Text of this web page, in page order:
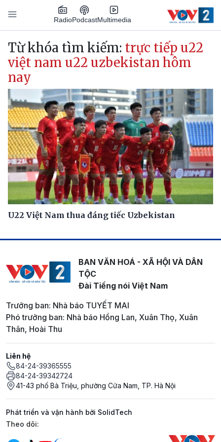
Nhảy đến nội dung
RadioPodcastMultimedia
Main navigation
Từ khóa tìm kiếm: trực tiếp u22
việt nam u22 uzbekistan hôm
nay
U22 Việt Nam thua đáng tiếc Uzbekistan
BAN VĂN HOÁ - XÃ HỘI VÀ DÂN
TỘC
Đài Tiếng nói Việt Nam
Trưởng ban: Nhà báo TUYẾT MAI
Phó trưởng ban: Nhà báo Hồng Lan, Xuân Thọ, Xuân
Thân, Hoài Thu
Liên hệ
84-24-39365555
84-24-39342724
41-43 phố Bà Triệu, phường Cửa Nam, TP. Hà Nội
Phát triển và vận hành bởi SolidTech
Mạng xã hội
Theo dõi: